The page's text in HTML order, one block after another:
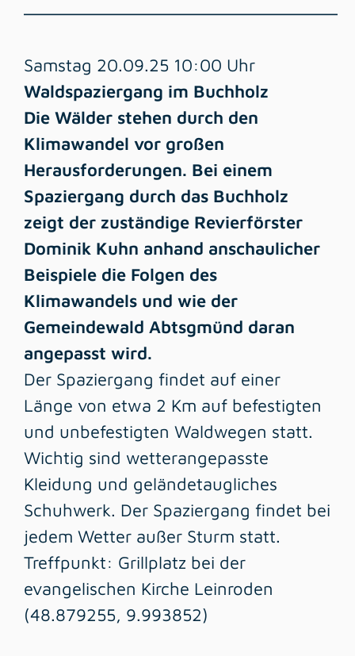
Samstag 20.09.25 10:00 Uhr
Waldspaziergang im Buchholz
Die Wälder stehen durch den
Klimawandel vor großen
Herausforderungen. Bei einem
Spaziergang durch das Buchholz
zeigt der zuständige Revierförster
Dominik Kuhn anhand anschaulicher
Beispiele die Folgen des
Klimawandels und wie der
Gemeindewald Abtsgmünd daran
angepasst wird.
Der Spaziergang findet auf einer
Länge von etwa 2 Km auf befestigten
und unbefestigten Waldwegen statt.
Wichtig sind wetterangepasste
Kleidung und geländetaugliches
Schuhwerk. Der Spaziergang findet bei
jedem Wetter außer Sturm statt.
Treffpunkt: Grillplatz bei der
evangelischen Kirche Leinroden
(48.879255, 9.993852)